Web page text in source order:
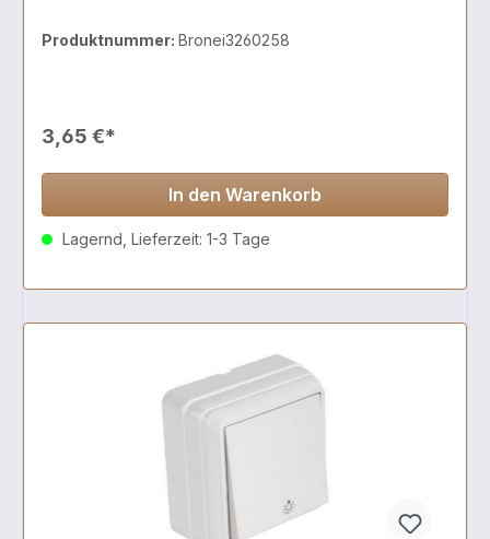
Produktnummer: Bronei3260258
3,65 €*
In den Warenkorb
Lagernd, Lieferzeit: 1-3 Tage